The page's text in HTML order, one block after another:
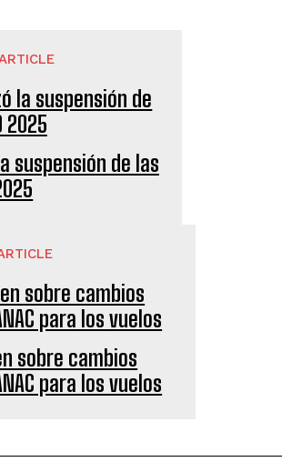
suspensión de las
sobre cambios
para los vuelos